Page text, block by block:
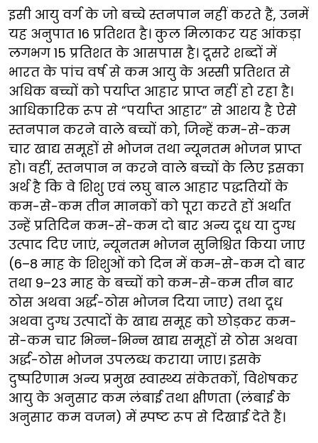
इसी आयु वर्ग के जो बच्चे स्तनपान नहीं करते हैं, उनमें
यह अनुपात 16 प्रतिशत है। कुल मिलाकर यह आंकड़ा
लगभग 15 प्रतिशत के आसपास है। दूसरे शब्दों में
भारत के पांच वर्ष से कम आयु के अस्सी प्रतिशत से
अधिक बच्चों को पर्याप्त आहार प्राप्त नहीं हो रहा है।
आधिकारिक रूप से “पर्याप्त आहार” से आशय है ऐसे
स्तनपान करने वाले बच्चों को, जिन्हें कम-से-कम
चार खाद्य समूहों से भोजन तथा न्यूनतम भोजन प्राप्त
हो। वहीं, स्तनपान न करने वाले बच्चों के लिए इसका
अर्थ है कि वे शिशु एवं लघु बाल आहार पद्धतियों के
कम-से-कम तीन मानकों को पूरा करते हों अर्थात
उन्हें प्रतिदिन कम-से-कम दो बार अन्य दूध या दुग्ध
उत्पाद दिए जाएं, न्यूनतम भोजन सुनिश्चित किया जाए
(6–8 माह के शिशुओं को दिन में कम-से-कम दो बार
तथा 9–23 माह के बच्चों को कम-से-कम तीन बार
ठोस अथवा अर्द्ध-ठोस भोजन दिया जाए) तथा दूध
अथवा दुग्ध उत्पादों के खाद्य समूह को छोड़कर कम-
से-कम चार भिन्न-भिन्न खाद्य समूहों से ठोस अथवा
अर्द्ध-ठोस भोजन उपलब्ध कराया जाए। इसके
दुष्परिणाम अन्य प्रमुख स्वास्थ्य संकेतकों, विशेषकर
आयु के अनुसार कम लंबाई तथा क्षीणता (लंबाई के
अनुसार कम वजन) में स्पष्ट रूप से दिखाई देते हैं।